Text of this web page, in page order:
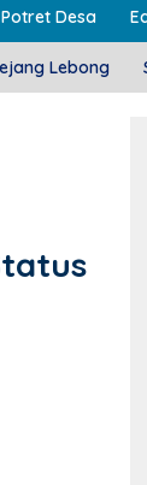
Potret Desa
Lebong